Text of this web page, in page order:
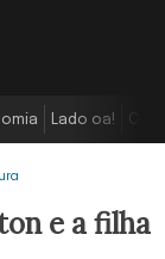
Lado oa!
e a filha